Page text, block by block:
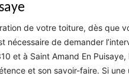
de votre toiture, dès que
de demander
et à Saint Amand En
et son savoir-faire. Si